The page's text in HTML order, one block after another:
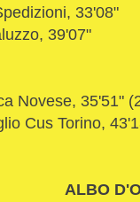
33'08"
39'07"
Novese, 35'51"
Cus Torino,
ALBO